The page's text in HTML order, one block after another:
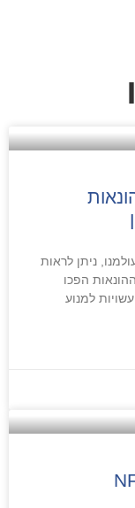
ניתן לראות
הפכו